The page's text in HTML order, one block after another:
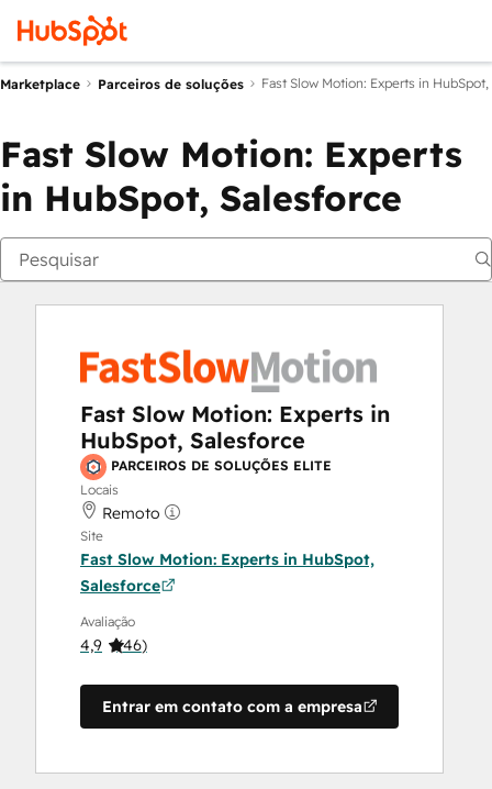
Marketplace Parceiros de soluções Fast Slow Motion: Experts in
Fast Slow Motion: Experts
in HubSpot, Salesforce
Fast Slow Motion: Experts in
HubSpot, Salesforce
PARCEIROS DE SOLUÇÕES ELITE
Locais
Remoto
Site
Fast Slow Motion: Experts in HubSpot,
Salesforce
Avaliação
4,9 (46)
Entrar em contato com a empresa